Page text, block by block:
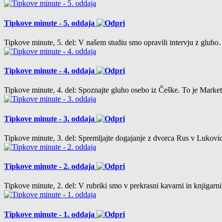
Tipkove minute - 5. oddaja
Tipkove minute, 5. del: V našem studiu smo opravili intervju z
Tipkove minute - 4. oddaja
Tipkove minute, 4. del: Spoznajte gluho osebo iz Češke. To je
Tipkove minute - 3. oddaja
Tipkove minute, 3. del: Spremljajte dogajanje z dvorca Rus v
Tipkove minute - 2. oddaja
Tipkove minute, 2. del: V rubriki smo v prekrasni kavarni in
Tipkove minute - 1. oddaja